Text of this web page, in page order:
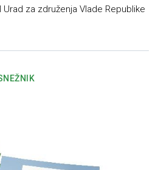
za združenja Vlade Republike